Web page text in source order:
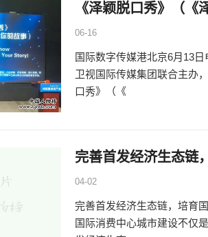
《泽颖脱口秀》（
06-16
国际数字传媒港北京6月13
卫视国际传媒集团联合主办
口秀》（《
完善首发经济生态链
04-02
完善首发经济生态链，培育
国际消费中心城市建设不仅